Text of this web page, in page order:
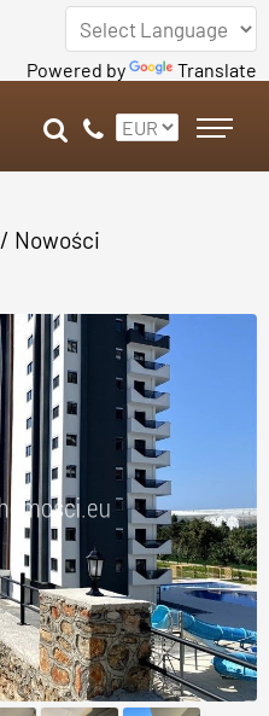
Powered by Translate
/ Nowości